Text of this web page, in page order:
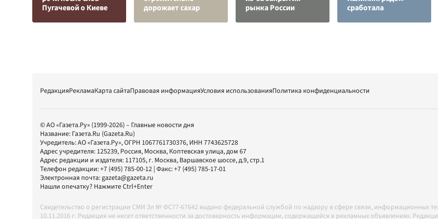
Пугачевой о Киеве
дорожает сахар
рынка России
сработала
РедакцияРекламаКарта сайтаПравовая информацияУсловия использованияПолитика конфиденциальности
© АО «Газета.Ру» (1999-2026) – Главные новости дня
Название: Газета.Ru (Gazeta.Ru)
Учредитель:АО «Газета.Ру», ОГРН 1067761730376, ИНН 7743625728
Адрес учредителя: 125239, Россия, Москва, Коптевская улица, дом 67
Адрес редакции и издателя: 117105, г. Москва, Варшавское шоссе, д.9, стр.1
Телефон редакции:+7 (495) 785-00-12 | Факс:+7 (495) 785-17-01
Электронная почта:gazeta@gazeta.ru
Нашли опечатку? Нажмите Ctrl+Enter
Свидетельство о регистрации СМИ Эл № ФС77-67642 выдано федеральной службой по надзору в сфере связи, информационных
10.11.2016 г. Редакция не несет ответственности за достоверность информации, содержащейся в рекламных объявлениях.